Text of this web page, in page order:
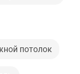
потолок